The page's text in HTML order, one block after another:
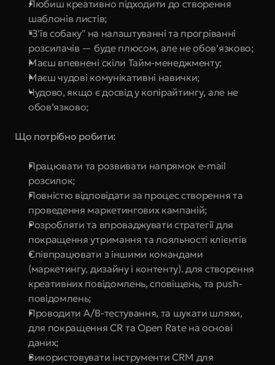
Любиш креативно підходити до створення
шаблонів листів;
"З'їв собаку" на налаштуванні та прогріванні
розсилачів — буде плюсом, але не обов’язково;
Маєш впевнені скіли Тайм-менеджменту;
Маєш чудові комунікативні навички;
Чудово, якщо є досвід у копірайтингу, але не
обов’язково;
Що потрібно робити:
Працювати та розвивати напрямок e-mail
розсилок;
Повністю відповідати за процес створення та
проведення маркетингових кампаній;
Розробляти та впроваджувати стратегії для
покращення утримання та лояльності клієнтів
Співпрацювати з іншими командами
(маркетингу, дизайну і контенту). для створення
креативних повідомлень, сповіщень, та push-
повідомлень;
Проводити A/B-тестування, та шукати шляхи,
для покращення CR та Open Rate на основі
даних;
Використовувати інструменти CRM для